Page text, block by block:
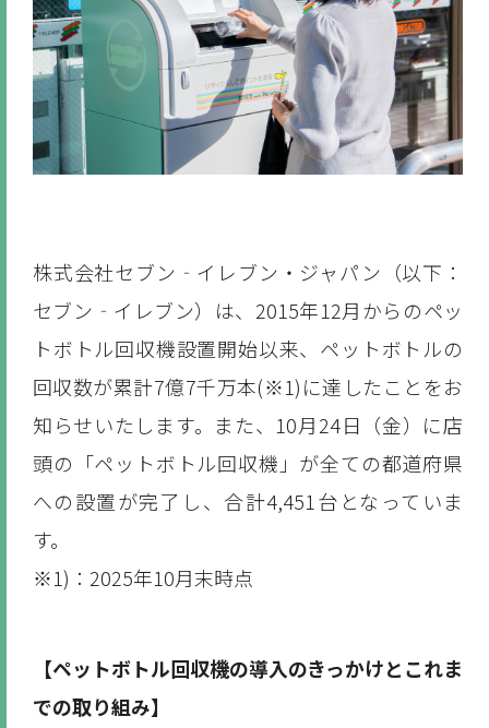
株式会社セブン‐イレブン・ジャパン
（以下：
セブン‐イレブン） は、2015年12月からのペッ
トボトル回収機設置開始以来、ペットボトルの
回収数が累計7億7千万本(※1)に達したことをお
知らせいたします。また、10月24日（金）に店
頭の「ペットボトル回収機」が全ての都道府県
への設置が完了し、合計4,451台となっていま
す。
※1)：2025年10月末時点
【ペットボトル回収機の導入のきっかけとこれま
での取り組み】